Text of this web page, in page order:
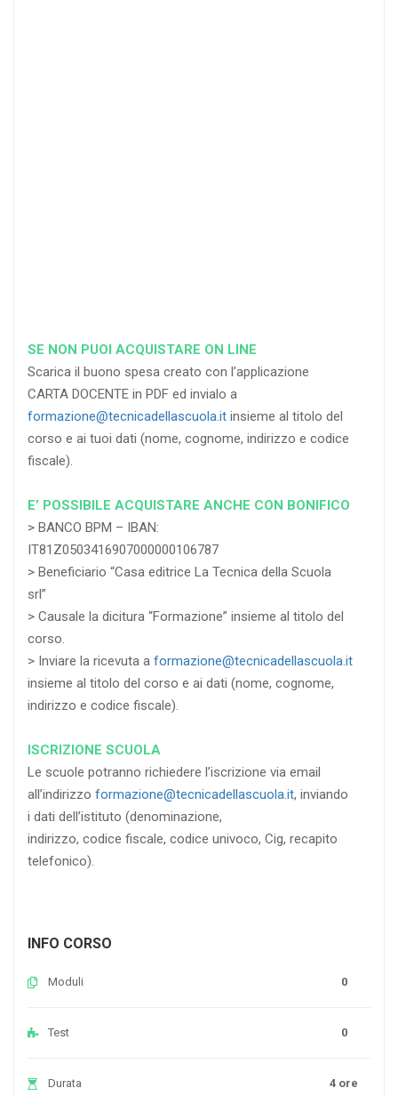
SE NON PUOI ACQUISTARE ON LINE
Scarica il buono spesa creato con l’applicazione
CARTA DOCENTE in PDF ed invialo a
formazione@tecnicadellascuola.it insieme al titolo del
corso e ai tuoi dati (nome, cognome, indirizzo e codice
fiscale).
E’ POSSIBILE ACQUISTARE ANCHE CON BONIFICO
> BANCO BPM – IBAN:
IT81Z0503416907000000106787
> Beneficiario “Casa editrice La Tecnica della Scuola
srl”
> Causale la dicitura “Formazione” insieme al titolo del
corso.
> Inviare la ricevuta a formazione@tecnicadellascuola.it
insieme al titolo del corso e ai dati (nome, cognome,
indirizzo e codice fiscale).
ISCRIZIONE SCUOLA
Le scuole potranno richiedere l’iscrizione via email
all’indirizzo formazione@tecnicadellascuola.it, inviando
i dati dell’istituto (denominazione,
indirizzo, codice fiscale, codice univoco, Cig, recapito
telefonico).
INFO CORSO
Moduli 0
Test 0
Durata 4 ore